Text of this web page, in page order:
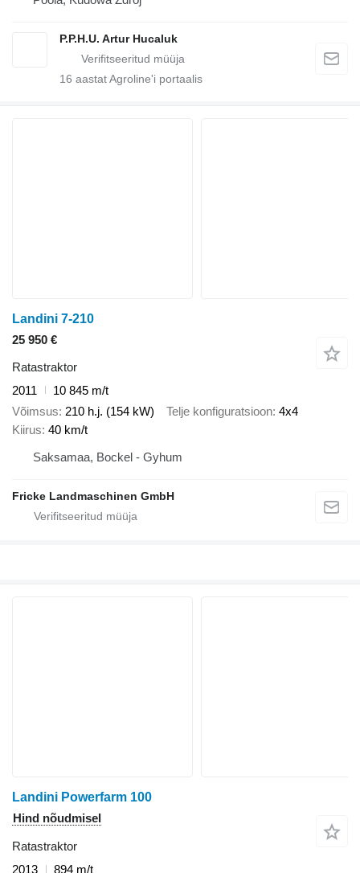
P.P.H.U. Artur Hucaluk
16 aastat Agroline'i portaalis
Landini 7-210
25 950 €
Ratastraktor
2011
10 845 m/t
Võimsus 210 h.j. (154 kW) Telje konfiguratsioon 4x4
Kiirus 40 km/t
Saksamaa, Bockel - Gyhum
Fricke Landmaschinen GmbH
Landini Powerfarm 100
Hind nõudmisel
Ratastraktor
2013
894 m/t